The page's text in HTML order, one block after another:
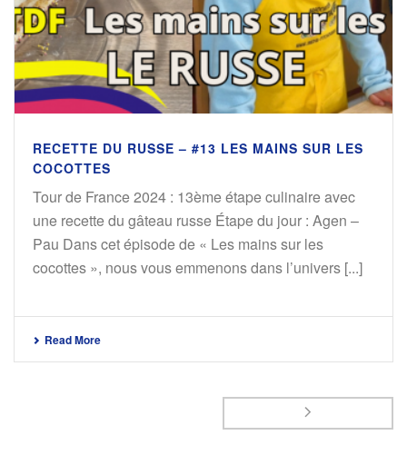
RECETTE DU RUSSE – #13 LES MAINS SUR LES
COCOTTES
Tour de France 2024 : 13ème étape culinaire avec
une recette du gâteau russe Étape du jour : Agen –
Pau Dans cet épisode de « Les mains sur les
cocottes », nous vous emmenons dans l’univers [...]
Read More